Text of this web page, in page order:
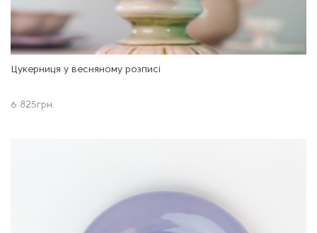
Цукерниця у весняному розписі
6 825грн.